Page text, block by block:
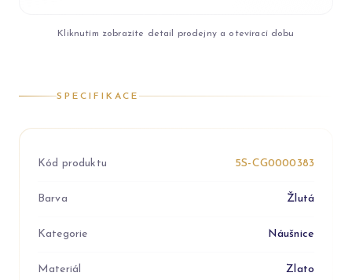
Kliknutím zobrazíte detail prodejny a otevírací dobu
SPECIFIKACE
Kód produktu 5S-CG0000383
Barva Žlutá
Kategorie Náušnice
Materiál Zlato